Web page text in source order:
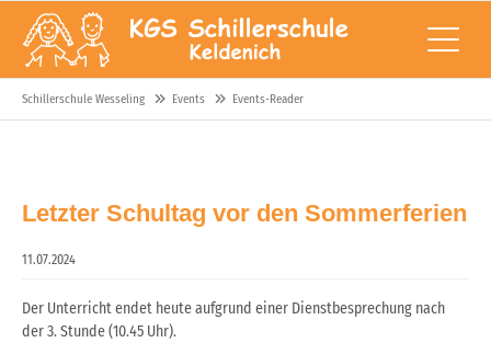
Schillerschule Wesseling Events Events-Reader
Letzter Schultag vor den Sommerferien
11.07.2024
Der Unterricht endet heute aufgrund einer Dienstbesprechung nach
der 3. Stunde (10.45 Uhr).